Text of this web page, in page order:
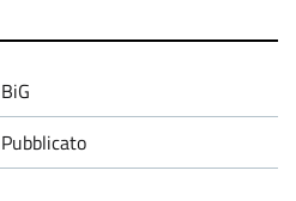
BiG
Pubblicato